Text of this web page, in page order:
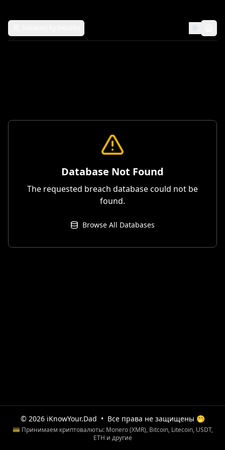
Database Not Found
The requested breach database could not be
found.
Browse All Databases
© 2026 iKnowYour.Dad • Все права не защищены 🤭
💳 Принимаем криптовалюты: Monero (XMR), Bitcoin, Litecoin, USDT,
ETH и другие